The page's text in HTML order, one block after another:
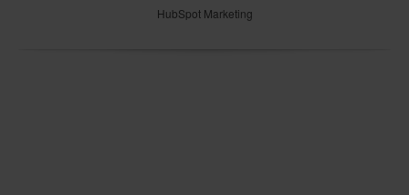
HubSpot Marketing